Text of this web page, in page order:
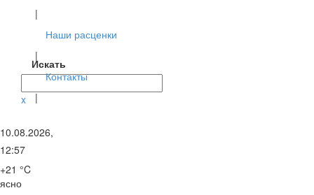
Искать
x
|
Наши расценки
|
Контакты
|
10.08.2026,
12:57
+21 °C
ясно